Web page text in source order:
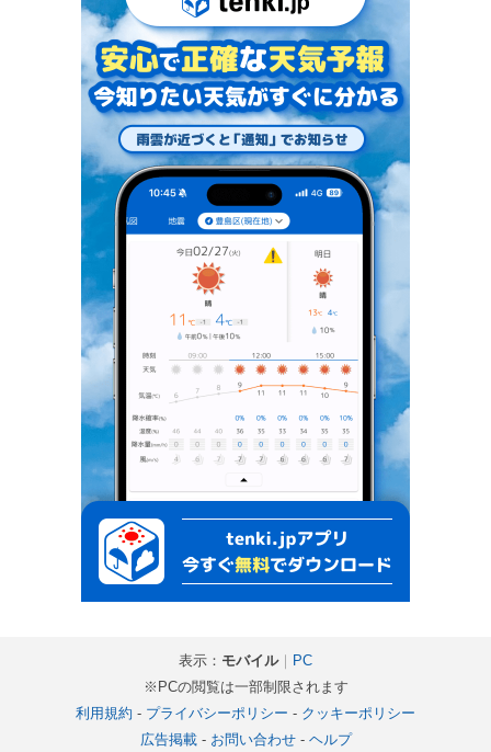
表示： モバイル｜ PC
※PCの閲覧は一部制限されます
利用規約 - プライバシーポリシー - クッキーポリシー
広告掲載- お問い合わせ- ヘルプ